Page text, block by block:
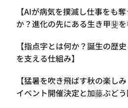
【AIが病気を撲滅し仕事をも
か？進化の先にある生き甲斐を
【指点字とは何か？誕生の歴
を支える仕組み】
【​猛暑を吹き飛ばす秋の楽し
イベント開催決定と加藤ぶどう